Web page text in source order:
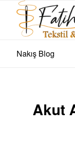
Nakış Blog
Akut